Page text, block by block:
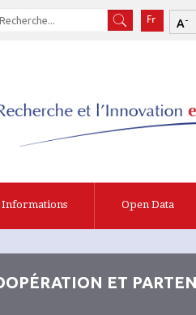
A-
Informations Open Data
ET